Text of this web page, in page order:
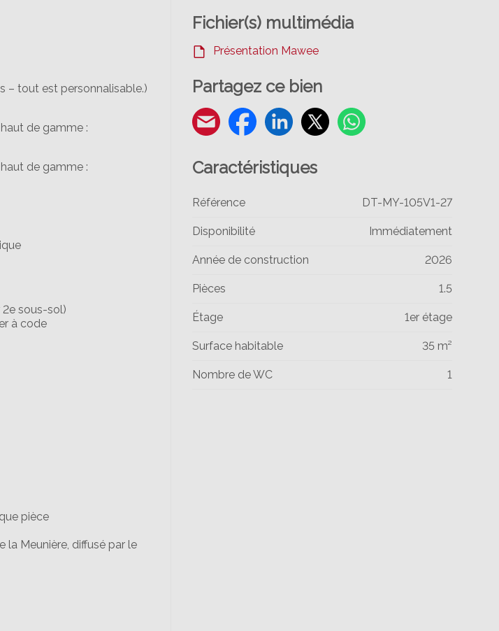
– tout est personnalisable.)
de gamme :
de gamme :
2e sous-sol)
à code
pièce
la Meunière, diffusé par le
Fichier(s) multimédia
Présentation Mawee
Partagez ce bien
Caractéristiques
Référence DT-MY-105V1-27
Disponibilité Immédiatement
Année de construction 2026
Pièces 1.5
Étage 1er étage
Surface habitable 35 m²
Nombre de WC 1